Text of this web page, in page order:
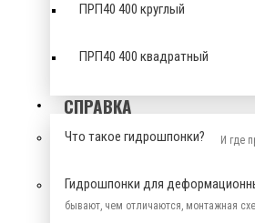
ПРП40 400 круглый
ПРП40 400 квадратный
СПРАВКА
Что такое гидрошпонки? И где
Гидрошпонки для
бывают, чем отличаются, монтажная